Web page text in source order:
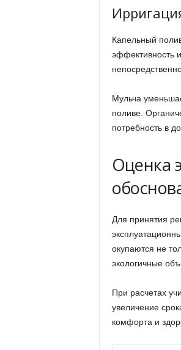
Капельный
эффективность
Мульча
поливе.
потребность в
Оценка
Для принятия
окупаются не
экологичные
При расчетах
увеличение
комфорта и